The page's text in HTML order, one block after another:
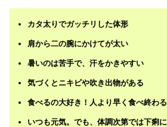
カタ太りでガッチリした体形
肩から二の腕にかけてが太い
暑いのは苦手で、汗をかきやすい
気づくとニキビや吹き出物がある
食べるの大好き！人より早く食べ終わる
いつも元気。でも、体調次第では下痢に